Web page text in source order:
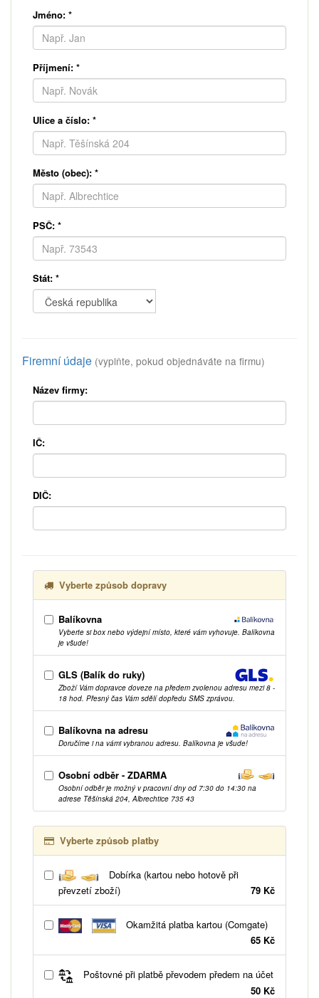
Jméno: *
Příjmení: *
Ulice a číslo: *
Město (obec): *
PSČ: *
Stát: *
Firemní údaje (vyplňte, pokud objednáváte na firmu)
Název firmy:
IČ:
DIČ:
Vyberte způsob dopravy
Balíkovna
Vyberte si box nebo výdejní místo, které vám vyhovuje. Balíkovna
je všude!
GLS (Balík do ruky)
Zboží Vám dopravce doveze na předem zvolenou adresu mezi 8 -
18 hod. Přesný čas Vám sdělí dopředu SMS zprávou.
Balíkovna na adresu
Doručíme i na vámi vybranou adresu. Balíkovna je všude!
Osobní odběr - ZDARMA
Osobní odběr je možný v pracovní dny od 7:30 do 14:30 na
adrese Těšínská 204, Albrechtice 735 43
Vyberte způsob platby
Dobírka (kartou nebo hotově při
převzetí zboží)
79 Kč
Okamžitá platba kartou (Comgate)
65 Kč
Poštovné při platbě převodem předem na účet
50 Kč